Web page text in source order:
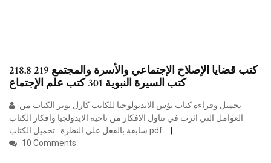
218.8 كتب قضايا الإصلاح الإجتماعي والأسرة والمجتمع 219
كتب السيرة النبوية 301 كتب علم الإجتماع
العوامل التي اثرت في تناول الافكار من ناحية الايدولجيا وافكار الكتاب
سابقة بالفعل على النظرة . تحميل الكتاب pdf.
10 Comments